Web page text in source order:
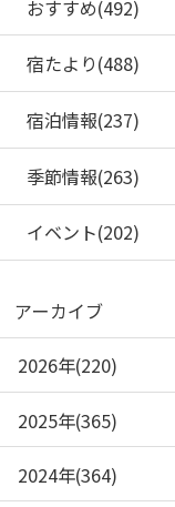
おすすめ(492)
宿たより(488)
宿泊情報(237)
季節情報(263)
イベント(202)
アーカイブ
2026年(220)
2025年(365)
2024年(364)